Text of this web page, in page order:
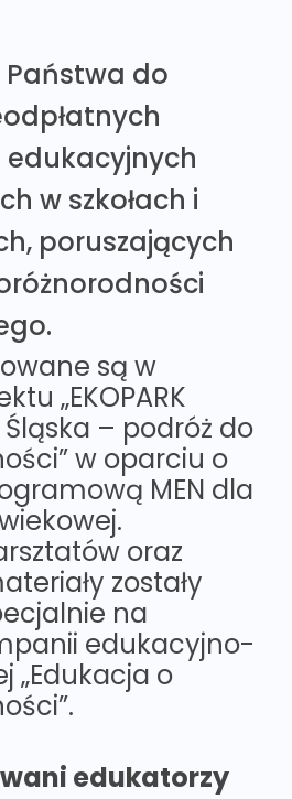
do
w szkołach i
poruszających
są w
„EKOPARK
Śląska – podróż do
w oparciu o
MEN dla
oraz
zostały
na
edukacyjno-
„Edukacja o
edukatorzy